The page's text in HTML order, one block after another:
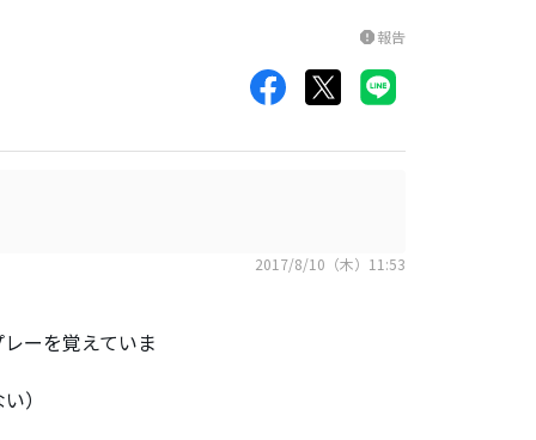
report報告
2017/8/10（木）11:53
ーを覚えていま
）